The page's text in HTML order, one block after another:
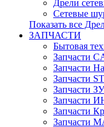
Дрели
Сетевые
Показать все
ЗАПЧАСТИ
Бытовая
Запчасти
Запчасти
Запчасти
Запчасти
Запчасти
Запчасти
Запчасти